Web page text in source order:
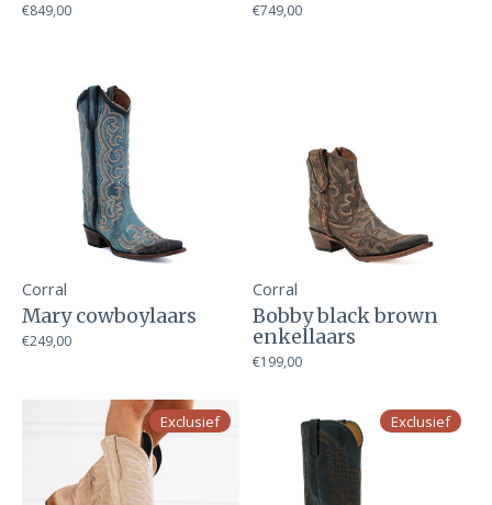
€849,00 €749,00
Corral
Mary cowboylaars
€249,00
Corral
Bobby black brown
enkellaars
€199,00
Exclusief Exclusief